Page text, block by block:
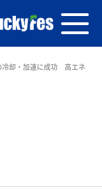
却・加速に成功 高エネ